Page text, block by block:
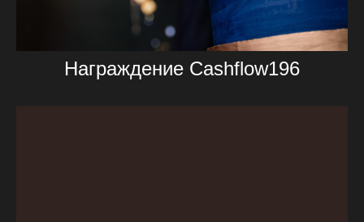
Награждение Сashflow196